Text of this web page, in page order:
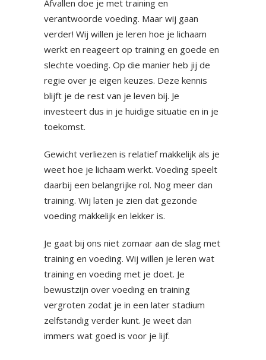
Afvallen doe je met training en
verantwoorde voeding. Maar wij gaan
verder! Wij willen je leren hoe je lichaam
werkt en reageert op training en goede en
slechte voeding. Op die manier heb jij de
regie over je eigen keuzes. Deze kennis
blijft je de rest van je leven bij. Je
investeert dus in je huidige situatie en in je
toekomst.
Gewicht verliezen is relatief makkelijk als je
weet hoe je lichaam werkt. Voeding speelt
daarbij een belangrijke rol. Nog meer dan
training. Wij laten je zien dat gezonde
voeding makkelijk en lekker is.
Je gaat bij ons niet zomaar aan de slag met
training en voeding. Wij willen je leren wat
training en voeding met je doet. Je
bewustzijn over voeding en training
vergroten zodat je in een later stadium
zelfstandig verder kunt. Je weet dan
immers wat goed is voor je lijf.